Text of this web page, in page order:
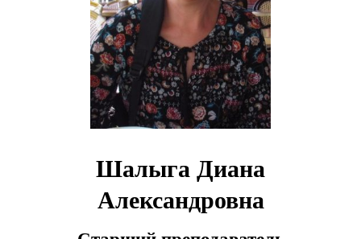
Шалыга Диана
Александровна